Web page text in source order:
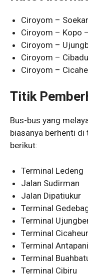
Ciroyom –
Ciroyom – Kopo
Ciroyom –
Ciroyom –
Ciroyom –
Titik
Bus-bus yang
biasanya berhenti
berikut:
Terminal Ledeng
Jalan Sudirman
Jalan Dipatiukur
Terminal
Terminal
Terminal
Terminal Antapani
Terminal
Terminal Cibiru